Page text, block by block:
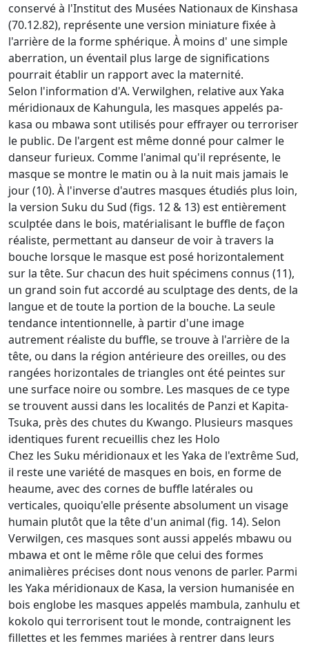
conservé à l'Institut des Musées Nationaux de Kinshasa
(70.12.82), représente une version miniature fixée à
l'arrière de la forme sphérique. À moins d' une simple
aberration, un éventail plus large de significations
pourrait établir un rapport avec la maternité.
Selon l'information d'A. Verwilghen, relative aux Yaka
méridionaux de Kahungula, les masques appelés pa­
kasa ou mbawa sont utilisés pour effrayer ou terroriser
le public. De l'argent est même donné pour calmer le
danseur furieux. Comme l'animal qu'il représente, le
masque se montre le matin ou à la nuit mais jamais le
jour (10). À l'inverse d'autres masques étudiés plus loin,
la version Suku du Sud (figs. 12 & 13) est entièrement
sculptée dans le bois, matérialisant le buffle de façon
réaliste, permettant au danseur de voir à travers la
bouche lorsque le masque est posé horizontalement
sur la tête. Sur chacun des huit spécimens connus (11),
un grand soin fut accordé au sculptage des dents, de la
langue et de toute la portion de la bouche. La seule
tendance intentionnelle, à partir d'une image
autrement réaliste du buffle, se trouve à l'arrière de la
tête, ou dans la région antérieure des oreilles, ou des
rangées horizontales de triangles ont été peintes sur
une surface noire ou sombre. Les masques de ce type
se trouvent aussi dans les localités de Panzi et Kapita-
Tsuka, près des chutes du Kwango. Plusieurs masques
identiques furent recueillis chez les Holo
Chez les Suku méridionaux et les Yaka de l'extrême Sud,
il reste une variété de masques en bois, en forme de
heaume, avec des cornes de buffle latérales ou
verticales, quoiqu'elle présente absolument un visage
humain plutôt que la tête d'un animal (fig. 14). Selon
Verwilgen, ces masques sont aussi appelés mbawu ou
mbawa et ont le même rôle que celui des formes
animalières précises dont nous venons de parler. Parmi
les Yaka méridionaux de Kasa, la version humanisée en
bois englobe les masques appelés mambula, zanhulu et
kokolo qui terrorisent tout le monde, contraignent les
fillettes et les femmes mariées à rentrer dans leurs